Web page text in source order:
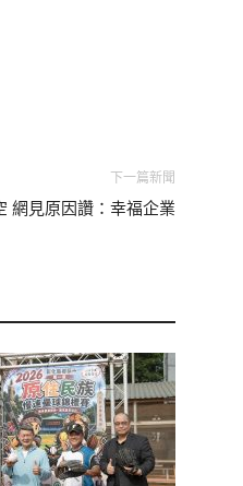
下一篇新聞
網見原因讚：幸福企業